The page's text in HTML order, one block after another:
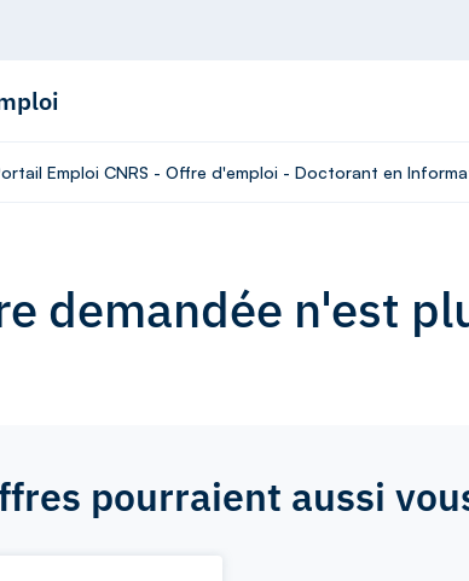
Emploi CNRS - Offre d'emploi - Doctorant en
demandée n'est
pourraient aussi